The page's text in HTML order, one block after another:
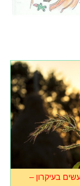
בעיקרון –